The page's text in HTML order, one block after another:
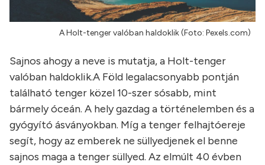
A Holt-tenger valóban haldoklik (Foto: Pexels.com)
Sajnos ahogy a neve is mutatja, a Holt-tenger
valóban haldoklik.A Föld legalacsonyabb pontján
található tenger közel 10-szer sósabb, mint
bármely óceán. A hely gazdag a történelemben és a
gyógyító ásványokban. Míg a tenger felhajtóereje
segít, hogy az emberek ne süllyedjenek el benne
sajnos maga a tenger süllyed. Az elmúlt 40 évben